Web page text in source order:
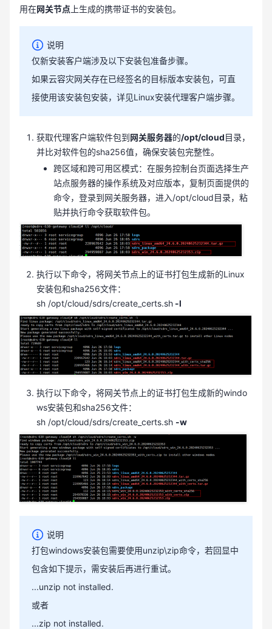
用在网关节点 上生成的携带证书的安装包。
说明
仅新安装客户端涉及以下安装包准备步骤。
如果云容灾网关存在已经签名的目标版本安装包，可直
接使用该安装包安装，详见Linux安装代理客户端步骤。
获取代理客户端软件包到网关服务器的/opt/cloud目录，
并比对软件包的sha256值，确保安装包完整性。
跨区域和跨可用区模式：在服务控制台页面选择生产
站点服务器的操作系统及对应版本，复制页面提供的
命令，登录到网关服务器，进入/opt/cloud目录，粘
贴并执行命令获取软件包。
执行以下命令，将网关节点上的证书打包生成新的Linux
安装包和sha256文件：
sh /opt/cloud/sdrs/create_certs.sh -l
执行以下命令，将网关节点上的证书打包生成新的windo
ws安装包和sha256文件：
sh /opt/cloud/sdrs/create_certs.sh -w
说明
打包windows安装包需要使用unzip\zip命令，若回显中
包含如下提示，需安装后再进行重试。
...unzip not installed.
或者
...zip not installed.